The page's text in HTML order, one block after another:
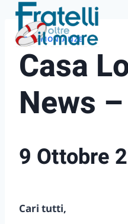
contenuto
TESTIMONIANZE
Casa
News
9 Ottobre
Cari tutti,